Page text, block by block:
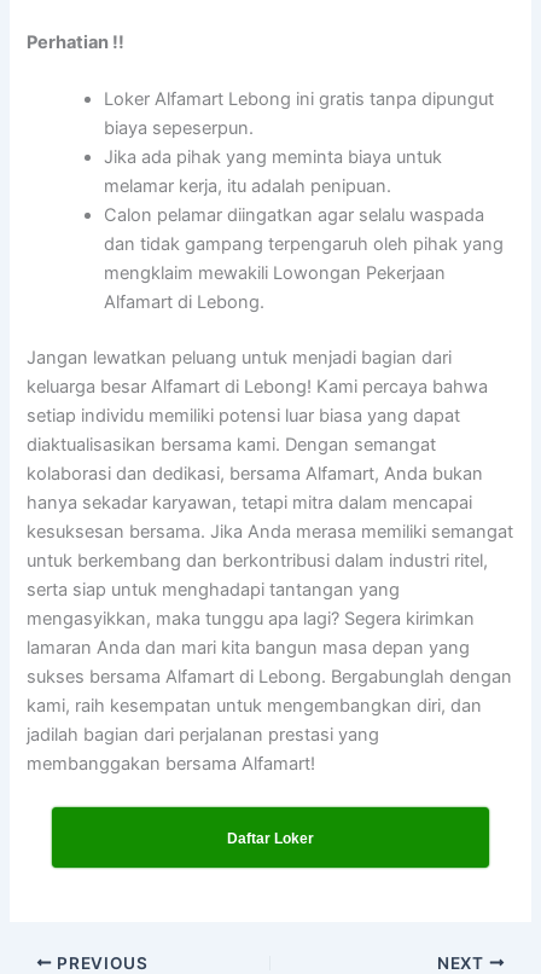
Perhatian !!
Loker Alfamart Lebong ini gratis tanpa dipungut
biaya sepeserpun.
Jika ada pihak yang meminta biaya untuk
melamar kerja, itu adalah penipuan.
Calon pelamar diingatkan agar selalu waspada
dan tidak gampang terpengaruh oleh pihak yang
mengklaim mewakili Lowongan Pekerjaan
Alfamart di Lebong.
Jangan lewatkan peluang untuk menjadi bagian dari
keluarga besar Alfamart di Lebong! Kami percaya bahwa
setiap individu memiliki potensi luar biasa yang dapat
diaktualisasikan bersama kami. Dengan semangat
kolaborasi dan dedikasi, bersama Alfamart, Anda bukan
hanya sekadar karyawan, tetapi mitra dalam mencapai
kesuksesan bersama. Jika Anda merasa memiliki semangat
untuk berkembang dan berkontribusi dalam industri ritel,
serta siap untuk menghadapi tantangan yang
mengasyikkan, maka tunggu apa lagi? Segera kirimkan
lamaran Anda dan mari kita bangun masa depan yang
sukses bersama Alfamart di Lebong. Bergabunglah dengan
kami, raih kesempatan untuk mengembangkan diri, dan
jadilah bagian dari perjalanan prestasi yang
membanggakan bersama Alfamart!
Daftar Loker
PREVIOUS NEXT